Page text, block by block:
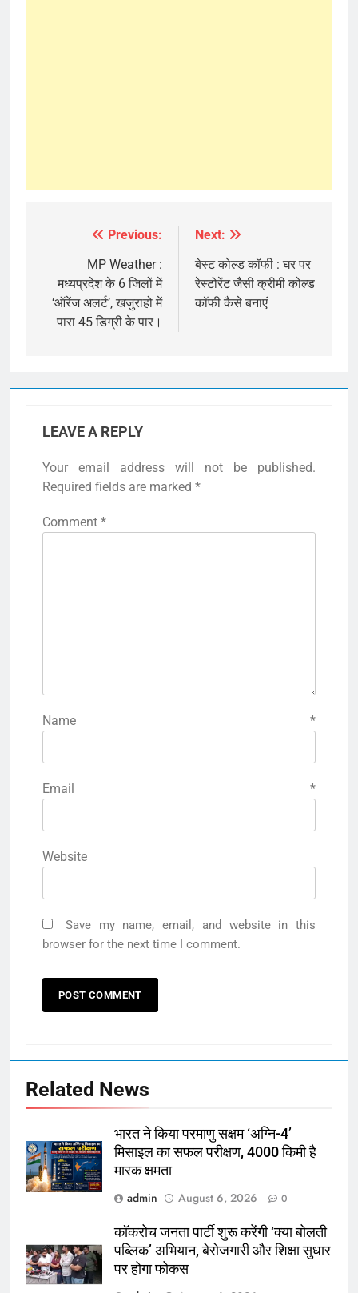
navigation
Previous:
MP Weather :
मध्यप्रदेश के 6 जिलों में
‘ऑरेंज अलर्ट’, खजुराहो में
पारा 45 डिग्री के पार।
Next:
बेस्ट कोल्ड कॉफी : घर पर
रेस्टोरेंट जैसी क्रीमी कोल्ड
कॉफी कैसे बनाएं
LEAVE A REPLY
Your email address will not be published.
Required fields are marked *
Comment *
Name *
Email *
Website
Save my name, email, and website in this
browser for the next time I comment.
Related News
भारत ने किया परमाणु सक्षम ‘अग्नि-4’
मिसाइल का सफल परीक्षण, 4000 किमी है
मारक क्षमता
admin
August 6, 2026 0
कॉकरोच जनता पार्टी शुरू करेंगी ‘क्या बोलती
पब्लिक’ अभियान, बेरोजगारी और शिक्षा सुधार
पर होगा फोकस